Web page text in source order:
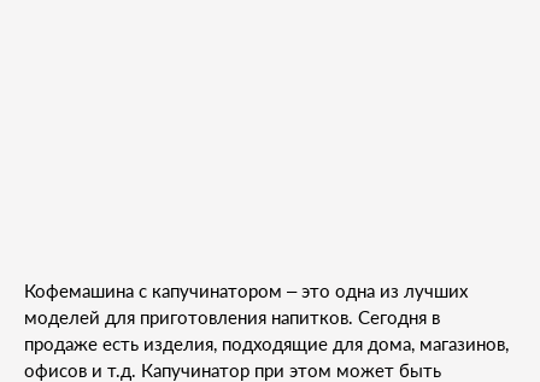
Кофемашина с капучинатором – это одна из лучших
моделей для приготовления напитков. Сегодня в
продаже есть изделия, подходящие для дома, магазинов,
офисов и т.д. Капучинатор при этом может быть